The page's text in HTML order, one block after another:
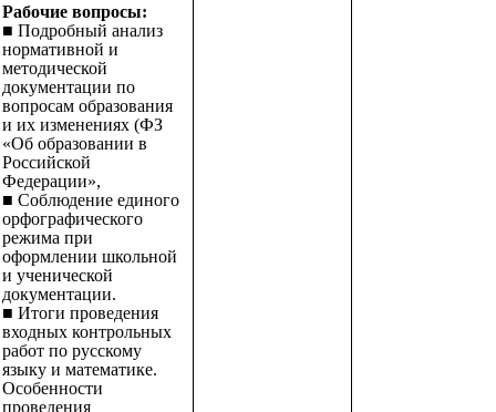
Рабочие вопросы:
■ Подробный анализ
нормативной и
методической
документации по
вопросам образования
и их изменениях (ФЗ
«Об образовании в
Российской
Федерации»,
■ Соблюдение единого
орфографического
режима при
оформлении школьной
и ученической
документации.
■ Итоги проведения
входных контрольных
работ по русскому
языку и математике.
Особенности
проведения